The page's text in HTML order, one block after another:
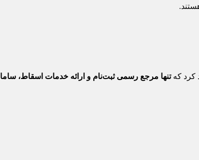
کرد کهتنها مرجع رسمی ثبت‌نام و ارائه خدمات اسقاط،